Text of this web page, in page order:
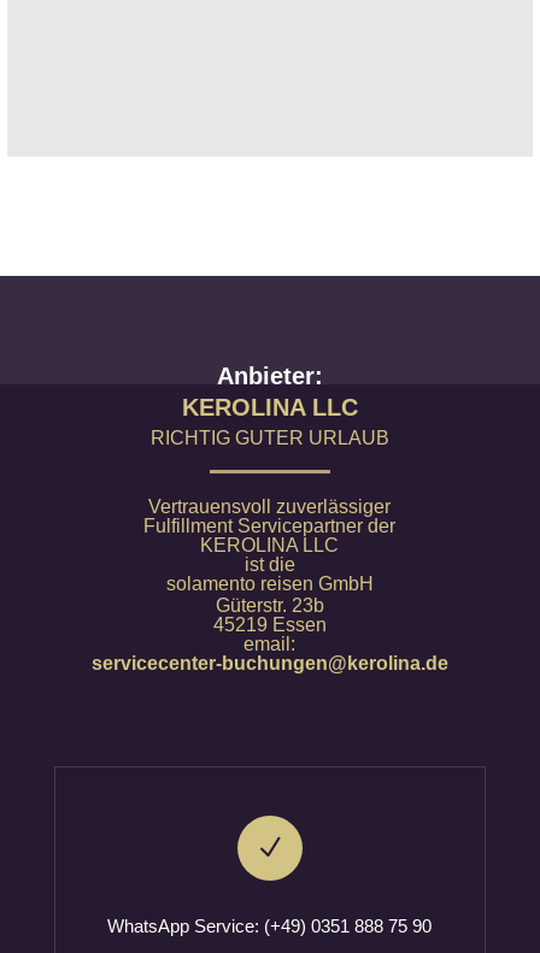
Anbieter:
KEROLINA LLC
RICHTIG GUTER URLAUB
Vertrauensvoll zuverlässiger
Fulfillment Servicepartner der
KEROLINA LLC
ist die
solamento reisen GmbH
Güterstr. 23b
45219 Essen
email:
servicecenter-buchungen@kerolina.de
N
WhatsApp Service: (+49) 0351 888 75 90